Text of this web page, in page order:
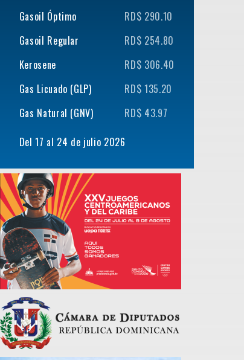
Gasoil Óptimo
Gasoil Regular
Kerosene
Gas Licuado (GLP)
Gas Natural (GNV)
RD$ 290.10
RD$ 254.80
RD$ 306.40
RD$ 135.20
RD$ 43.97
Del 17 al 24 de julio 2026